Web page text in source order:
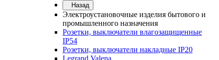
Назад
Электроустановочные изделия бытового и
промышленного назначения
Розетки, выключатели влагозащищенные
IP54
Розетки, выключатели накладные IP20
Legrand Valena